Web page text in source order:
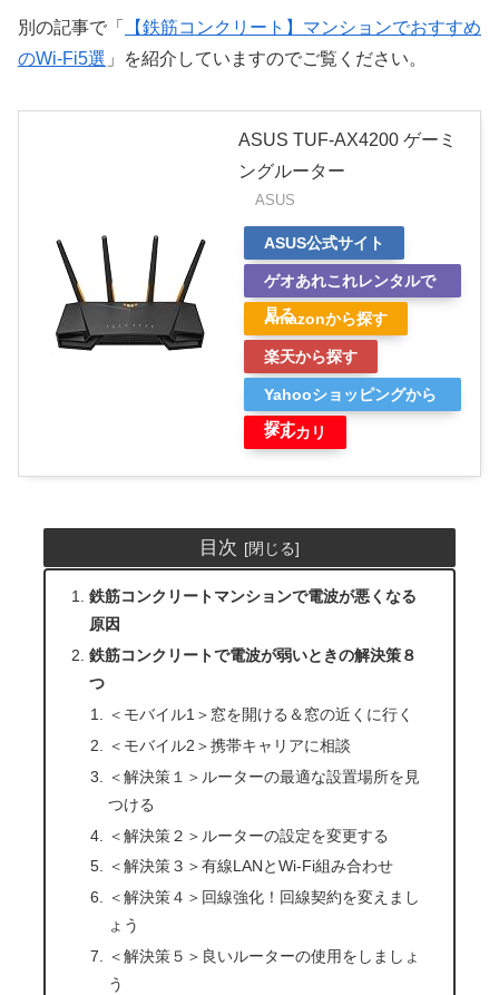
別の記事で「
【鉄筋コンクリート】マンションでおすすめ
のWi-Fi5選 」を紹介していますのでご覧ください。
ASUS TUF-AX4200 ゲーミ
ングルーター
ASUS
ASUS公式サイト
ゲオあれこれレンタルで
見る
Amazonから探す
楽天から探す
Yahooショッピングから
探す
メルカリ
目次
鉄筋コンクリートマンションで電波が悪くなる
原因
鉄筋コンクリートで電波が弱いときの解決策８
つ
＜モバイル1＞窓を開ける＆窓の近くに行く
＜モバイル2＞携帯キャリアに相談
＜解決策１＞ルーターの最適な設置場所を見
つける
＜解決策２＞ルーターの設定を変更する
＜解決策３＞有線LANとWi-Fi組み合わせ
＜解決策４＞回線強化！回線契約を変えまし
ょう
＜解決策５＞良いルーターの使用をしましょ
う